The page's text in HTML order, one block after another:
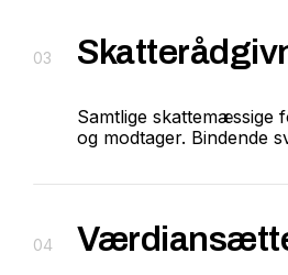
03
Samtlige skattemæssige
og modtager. Bindende
04